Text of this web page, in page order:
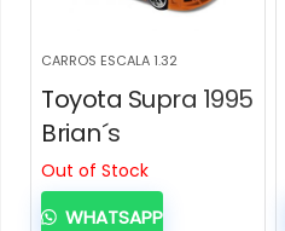
CARROS ESCALA 1.32
Toyota Supra 1995
Brian´s
Out of Stock
WHATSAPP